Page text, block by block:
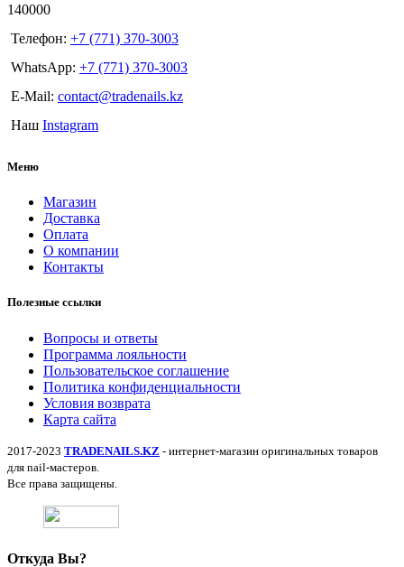
140000
Телефон: +7 (771) 370-3003
WhatsApp: +7 (771) 370-3003
E-Mail: contact@tradenails.kz
Наш Instagram
Меню
Магазин
Доставка
Оплата
О компании
Контакты
Полезные ссылки
Вопросы и ответы
Программа лояльности
Пользовательское соглашение
Политика конфиденциальности
Условия возврата
Карта сайта
2017-2023 TRADENAILS.KZ - интернет-магазин оригинальных товаров
для nail-мастеров.
Все права защищены.
Откуда Вы?